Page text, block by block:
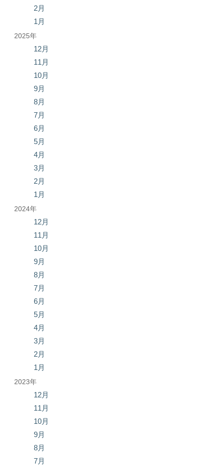
2月
1月
2025年
12月
11月
10月
9月
8月
7月
6月
5月
4月
3月
2月
1月
2024年
12月
11月
10月
9月
8月
7月
6月
5月
4月
3月
2月
1月
2023年
12月
11月
10月
9月
8月
7月